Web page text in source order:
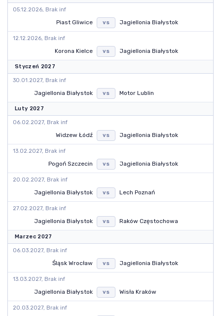
05.12.2026, Brak inf
Piast Gliwice vs Jagiellonia Białystok
12.12.2026, Brak inf
Korona Kielce vs Jagiellonia Białystok
Styczeń 2027
30.01.2027, Brak inf
Jagiellonia Białystok vs Motor Lublin
Luty 2027
06.02.2027, Brak inf
Widzew Łódź vs Jagiellonia Białystok
13.02.2027, Brak inf
Pogoń Szczecin vs Jagiellonia Białystok
20.02.2027, Brak inf
Jagiellonia Białystok vs Lech Poznań
27.02.2027, Brak inf
Jagiellonia Białystok vs Raków Częstochowa
Marzec 2027
06.03.2027, Brak inf
Śląsk Wrocław vs Jagiellonia Białystok
13.03.2027, Brak inf
Jagiellonia Białystok vs Wisła Kraków
20.03.2027, Brak inf